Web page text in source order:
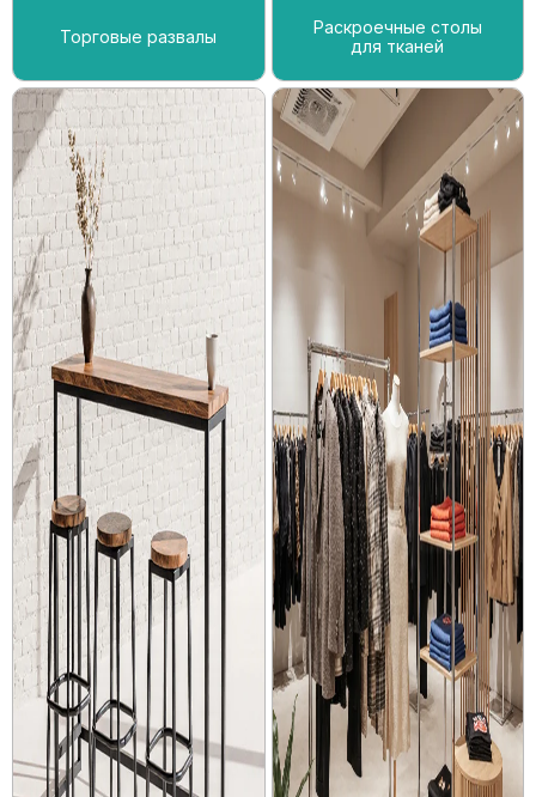
Торговые развалы
Раскроечные столы
для тканей